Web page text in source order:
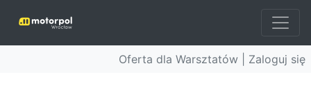
Oferta dla Warsztatów | Zaloguj się